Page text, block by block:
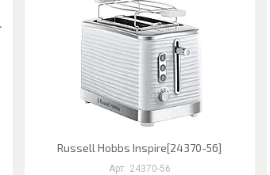
Russell Hobbs Inspire[24370-56]
24370-56